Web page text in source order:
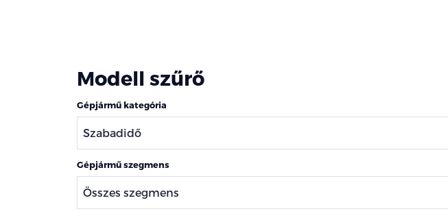
Modell szűrő
Gépjármű kategória
Gépjármű szegmens